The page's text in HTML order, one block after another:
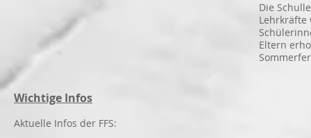
Die
Lehrkräfte
Eltern
Wichtige Infos
Aktuelle Infos der FFS: